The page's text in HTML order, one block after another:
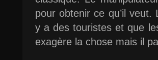
pour obtenir ce qu’il veut.
y a des touristes et que
exagère la chose mais il